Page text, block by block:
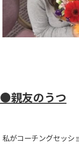
●親友のうつ
私がコーチングセッシ